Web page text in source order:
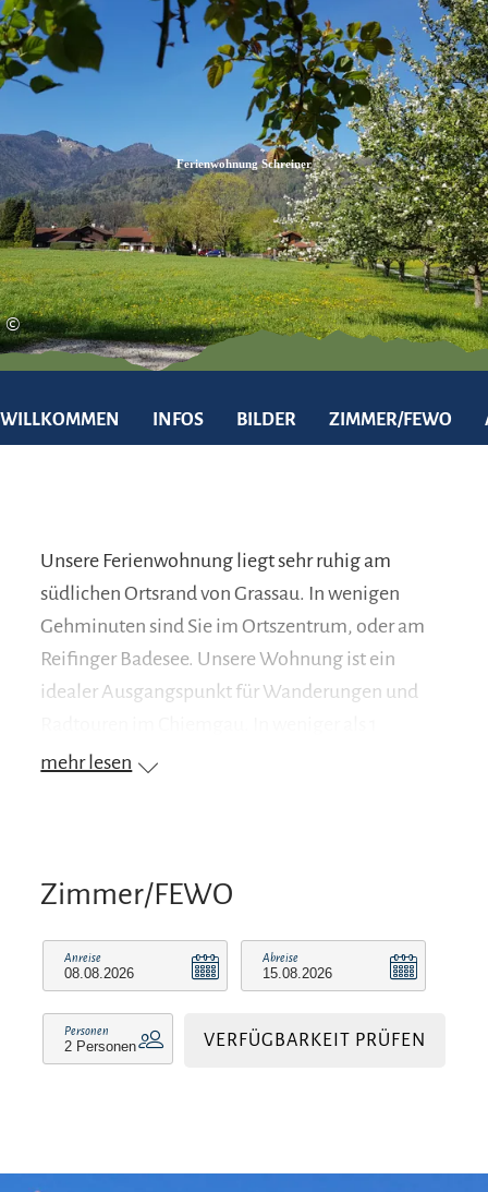
Zum
Inhalt
Zur
Suche
Zum
Footer
©
Ferienwohnung Schreiner
WILLKOMMEN INFOS BILDER ZIMMER/FEWO
Unsere Ferienwohnung liegt sehr ruhig am
südlichen Ortsrand von Grassau. In wenigen
Gehminuten sind Sie im Ortszentrum, oder am
Reifinger Badesee. Unsere Wohnung ist ein
idealer Ausgangspunkt für Wanderungen und
Autostunde erreichen Sie Rosenheim, München,
mehr lesen
Zimmer/FEWO
Anreise Abreise
Personen VERFÜGBARKEIT PRÜFEN